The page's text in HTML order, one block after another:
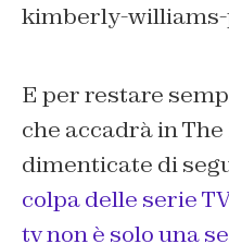
kimberly-
E per restare
che accadrà in
dimenticate di
colpa delle serie
tv non è solo una